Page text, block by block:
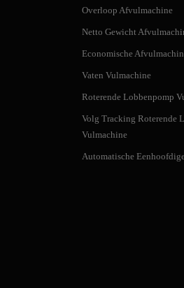
Overloop Afvulmachine
Netto Gewicht
Economische
Vaten Vulmachine
Roterende Lobbenpomp
Volg Tracking Roterende
Vulmachine
Automatische